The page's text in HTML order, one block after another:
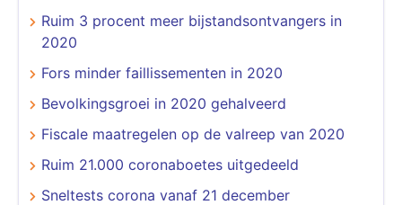
Ruim 3 procent meer bijstandsontvangers in
2020
Fors minder faillissementen in 2020
Bevolkingsgroei in 2020 gehalveerd
Fiscale maatregelen op de valreep van 2020
Ruim 21.000 coronaboetes uitgedeeld
Sneltests corona vanaf 21 december